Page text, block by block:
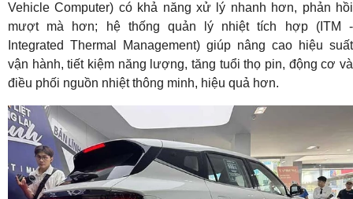
Vehicle Computer) có khả năng xử lý nhanh hơn, phản hồi
mượt mà hơn; hệ thống quản lý nhiệt tích hợp (ITM -
Integrated Thermal Management) giúp nâng cao hiệu suất
vận hành, tiết kiệm năng lượng, tăng tuổi thọ pin, động cơ và
điều phối nguồn nhiệt thông minh, hiệu quả hơn.